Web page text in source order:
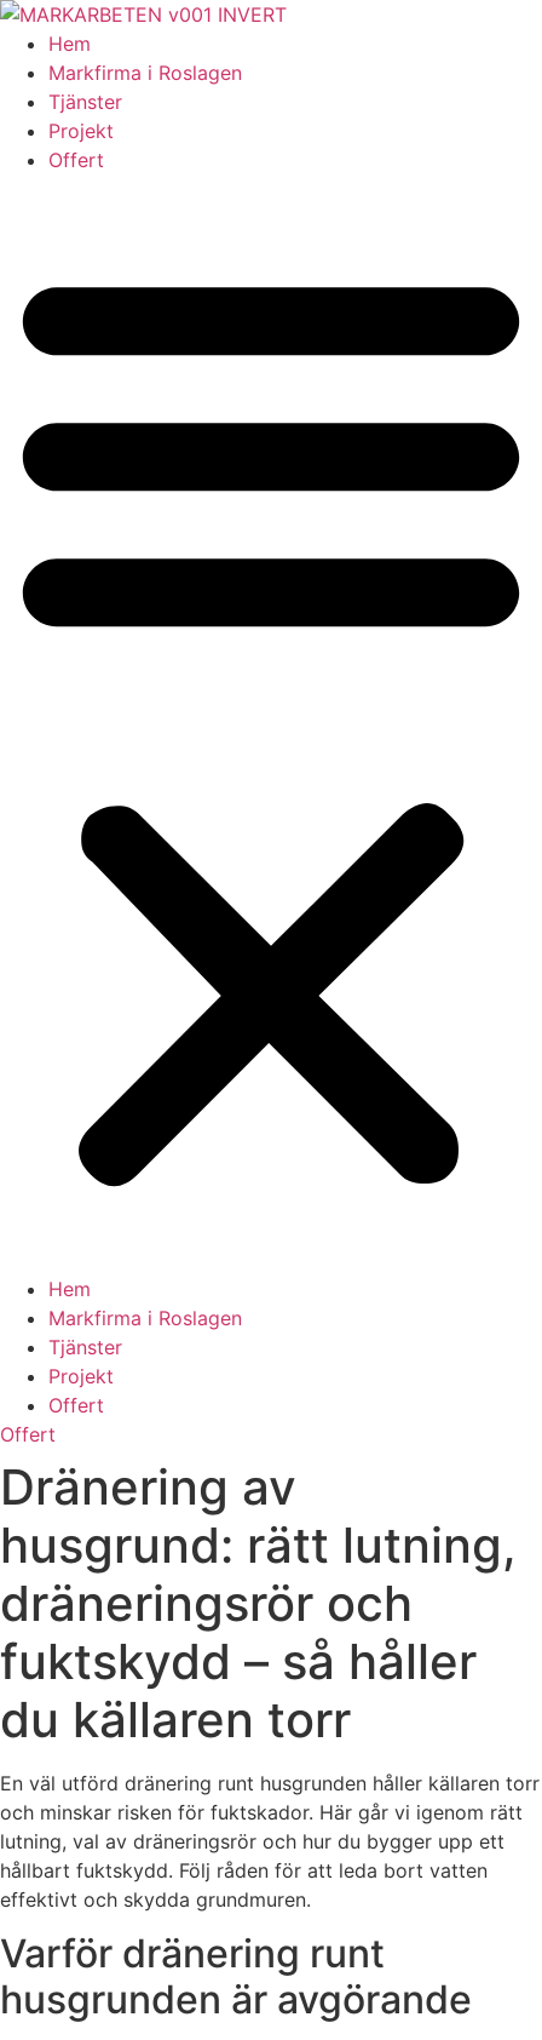
Skip
content
Hem
Markfirma i Roslagen
Tjänster
Projekt
Offert
Hem
Markfirma i Roslagen
Tjänster
Projekt
Offert
Offert
Dränering av
husgrund: rätt lutning,
dräneringsrör och
fuktskydd – så håller
du källaren torr
En väl utförd dränering runt husgrunden håller källaren torr
och minskar risken för fuktskador. Här går vi igenom rätt
lutning, val av dräneringsrör och hur du bygger upp ett
hållbart fuktskydd. Följ råden för att leda bort vatten
effektivt och skydda grundmuren.
Varför dränering runt
husgrunden är avgörande